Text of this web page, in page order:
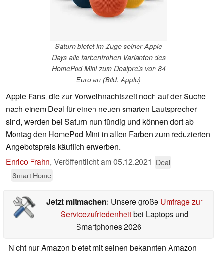
Saturn bietet im Zuge seiner Apple
Days alle farbenfrohen Varianten des
HomePod Mini zum Dealpreis von 84
Euro an (Bild: Apple)
Apple Fans, die zur Vorweihnachtszeit noch auf der Suche
nach einem Deal für einen neuen smarten Lautsprecher
sind, werden bei Saturn nun fündig und können dort ab
Montag den HomePod Mini in allen Farben zum reduzierten
Angebotspreis käuflich erwerben.
Enrico Frahn, Veröffentlicht am05.12.2021 Deal
Smart Home
Jetzt mitmachen: Unsere große Umfrage zur
Servicezufriedenheitbei Laptops und
Smartphones 2026
Nicht nur Amazon bietet mit seinen bekannten Amazon